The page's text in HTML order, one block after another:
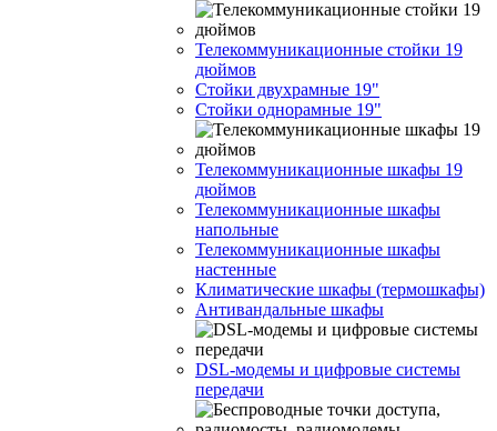
Телекоммуникационные стойки 19
дюймов
Стойки двухрамные 19"
Стойки однорамные 19"
Телекоммуникационные шкафы 19
дюймов
Телекоммуникационные шкафы
напольные
Телекоммуникационные шкафы
настенные
Климатические шкафы (термошкафы)
Антивандальные шкафы
DSL-модемы и цифровые системы
передачи